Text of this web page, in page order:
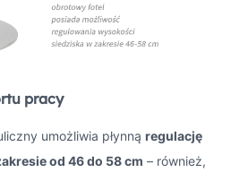
pracy
umożliwia płynną regulację
od 46 do 58 cm – również,